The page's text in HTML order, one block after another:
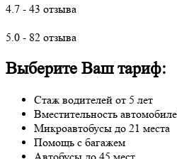
4.7 - 43 отзыва
5.0 - 82 отзыва
Выберите Ваш тариф:
Стаж водителей от 5 лет
Вместительность
Микроавтобусы до 21 места
Помощь с багажем
Автобусы до 45 мест